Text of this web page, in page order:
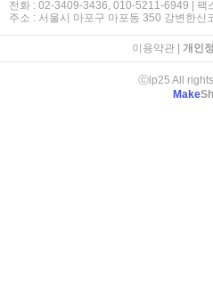
전화 : 02-3409-3436, 010-5211-6949 | 팩
주소 : 서울시 마포구 마포동 350 강변한신
이용약관| 개인
ⓒlp25 All rights
Make